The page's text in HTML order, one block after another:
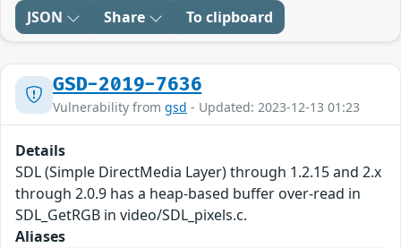
JSON Share To clipboard
GSD-2019-7636
Vulnerability from gsd - Updated: 2023-12-13 01:23
Details
SDL (Simple DirectMedia Layer) through 1.2.15 and 2.x
through 2.0.9 has a heap-based buffer over-read in
SDL_GetRGB in video/SDL_pixels.c.
Aliases